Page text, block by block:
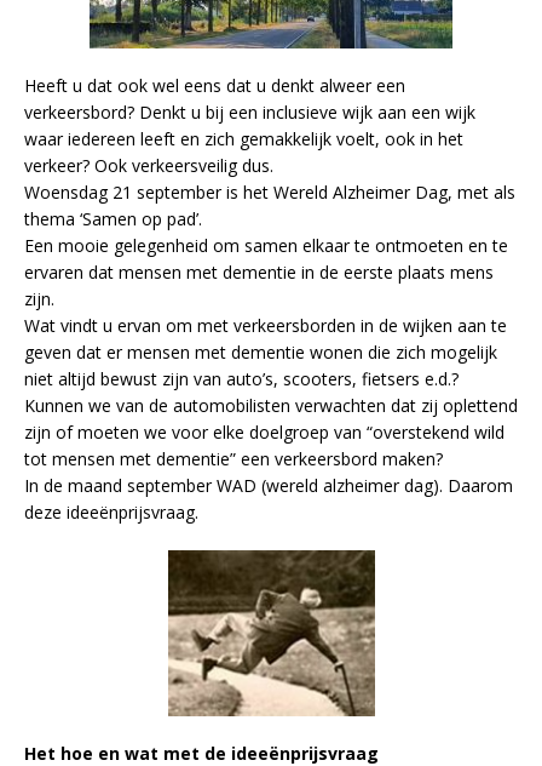
Heeft u dat ook wel eens dat u denkt alweer een
verkeersbord? Denkt u bij een inclusieve wijk aan een wijk
waar iedereen leeft en zich gemakkelijk voelt, ook in het
verkeer? Ook verkeersveilig dus.
Woensdag 21 september is het Wereld Alzheimer Dag, met als
thema ‘Samen op pad’.
Een mooie gelegenheid om samen elkaar te ontmoeten en te
ervaren dat mensen met dementie in de eerste plaats mens
zijn.
Wat vindt u ervan om met verkeersborden in de wijken aan te
geven dat er mensen met dementie wonen die zich mogelijk
niet altijd bewust zijn van auto’s, scooters, fietsers e.d.?
Kunnen we van de automobilisten verwachten dat zij oplettend
zijn of moeten we voor elke doelgroep van “overstekend wild
tot mensen met dementie” een verkeersbord maken?
In de maand september WAD (wereld alzheimer dag). Daarom
deze ideeënprijsvraag.
Het hoe en wat met de ideeënprijsvraag